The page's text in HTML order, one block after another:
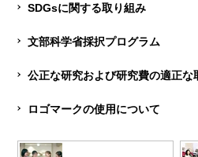
SDGsに関する取り組み
文部科学省採択プログラム
公正な研究および研究費の適正な
ロゴマークの使用について